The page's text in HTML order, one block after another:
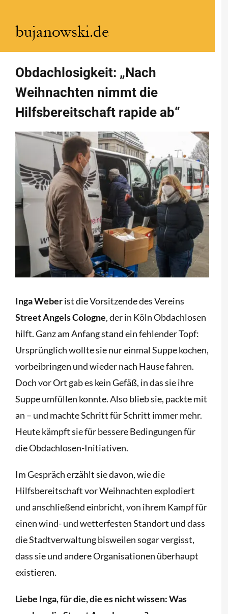
Inhalt
springen
Obdachlosigkeit: „Nach
Weihnachten nimmt die
Hilfsbereitschaft rapide ab“
Zeige
Bild
Inga Weberist die Vorsitzende des Vereins
Street Angels Cologne, der in Köln Obdachlosen
hilft. Ganz am Anfang stand ein fehlender Topf:
Ursprünglich wollte sie nur einmal Suppe kochen,
vorbeibringen und wieder nach Hause fahren.
Doch vor Ort gab es kein Gefäß, in das sie ihre
Suppe umfüllen konnte. Also blieb sie, packte mit
an – und machte Schritt für Schritt immer mehr.
Heute kämpft sie für bessere Bedingungen für
die Obdachlosen-Initiativen.
Im Gespräch erzählt sie davon, wie die
Hilfsbereitschaft vor Weihnachten explodiert
und anschließend einbricht, von ihrem Kampf für
einen wind- und wetterfesten Standort und dass
die Stadtverwaltung bisweilen sogar vergisst,
dass sie und andere Organisationen überhaupt
existieren.
Liebe Inga, für die, die es nicht wissen: Was